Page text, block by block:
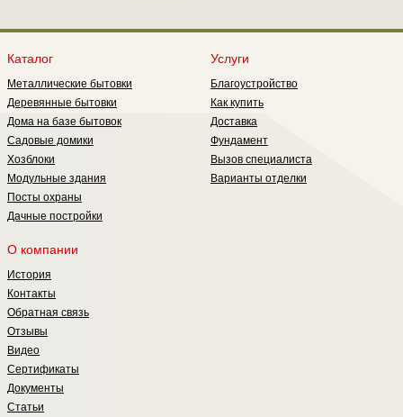
которое обеспечивает практически
очень практичен: вы наверняка
комфортную температуру в
помещениях первого этажа,
самым жарким летом.
Каталог
Металлические бытовки
Деревянные бытовки
Дома на базе бытовок
Садовые домики
Хозблоки
Модульные здания
Посты охраны
Дачные постройки
Услуги
Благоустройство
Как купить
Доставка
Фундамент
Вызов специалиста
Варианты отделки
О компании
История
Контакты
Обратная связь
Отзывы
Видео
Сертификаты
Документы
Статьи